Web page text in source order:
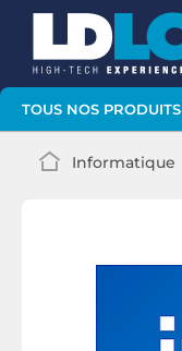
TOUS NOS PRODUITS
Informatique